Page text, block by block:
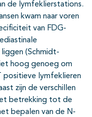
de lymfeklierstations.
kwam naar voren
van FDG-
(Schmidt-
hoog genoeg om
positieve lymfeklieren
zijn de verschillen
betrekking tot de
bepalen van de N-